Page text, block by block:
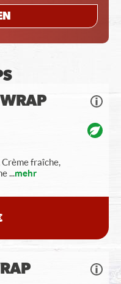
fraîche,
...mehr